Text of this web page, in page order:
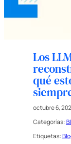
Los
qué
octubre 6,
Categorías:
Etiquetas: